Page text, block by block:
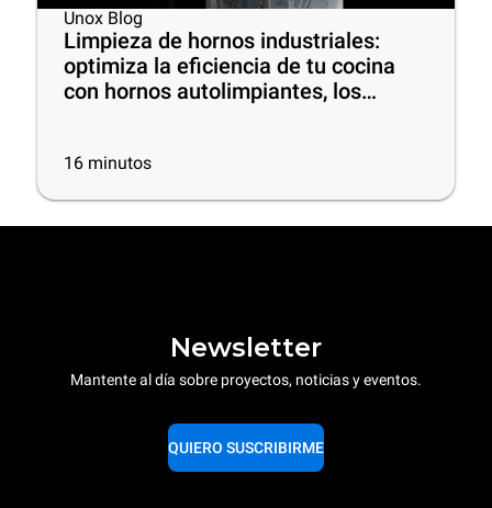
Unox Blog
Limpieza de hornos industriales:
optimiza la eficiencia de tu cocina
con hornos autolimpiantes, los
16 minutos
Newsletter
Mantente al día sobre proyectos, noticias y eventos.
QUIERO SUSCRIBIRME